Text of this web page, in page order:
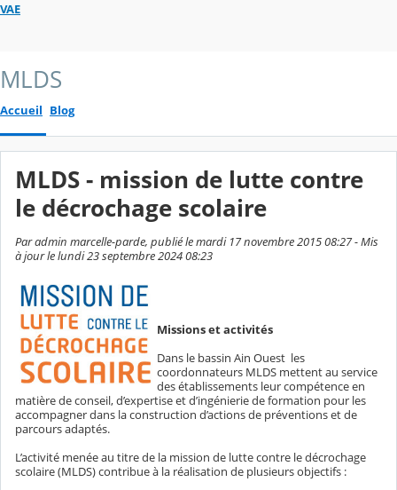
VAE
MLDS
Accueil Blog
MLDS - mission de lutte contre
le décrochage scolaire
Par admin marcelle-parde, publié le mardi 17 novembre 2015 08:27 - Mis
à jour le lundi 23 septembre 2024 08:23
Missions et activités
Dans le bassin Ain Ouest les
coordonnateurs MLDS mettent au service
des établissements leur compétence en
matière de conseil, d’expertise et d’ingénierie de formation pour les
accompagner dans la construction d’actions de préventions et de
parcours adaptés.
L’activité menée au titre de la mission de lutte contre le décrochage
scolaire (MLDS) contribue à la réalisation de plusieurs objectifs :